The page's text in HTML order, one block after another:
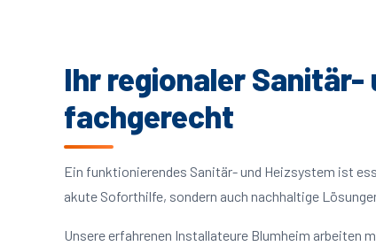
Ihr regionaler Sanitär-
fachgerecht
Ein funktionierendes Sanitär- und Heizsystem ist
akute Soforthilfe, sondern auch nachhaltige
Unsere erfahrenen Installateure Blumheim arbeiten